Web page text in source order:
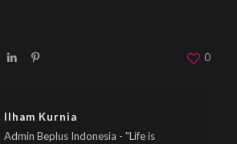
0
Ilham Kurnia
Admin Beplus Indonesia - "Life is